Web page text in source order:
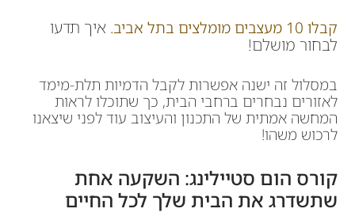
קבלו 10 מעצבים מומלצים בתל אביב.
איך תדעו
לבחור מושלם!
במסלול זה ישנה אפשרות לקבל הדמיות תלת-מימד
לאזורים נבחרים ברחבי הבית, כך שתוכלו לראות
המחשה אמתית של התכנון והעיצוב עוד לפני שיצאנו
לרכוש משהו!
קורס הום סטיילינג: השקעה אחת
שתשדרג את הבית שלך לכל החיים